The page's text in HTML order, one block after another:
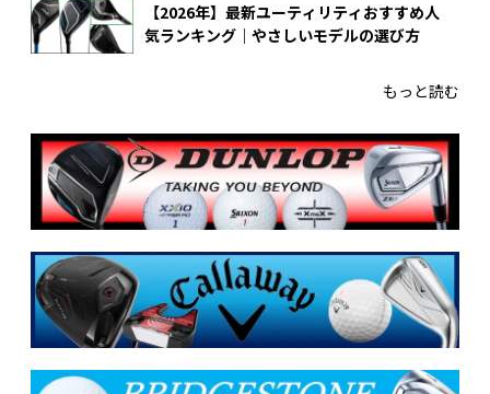
【2026年】最新ユーティリティおすすめ人
気ランキング｜やさしいモデルの選び方
もっと読む